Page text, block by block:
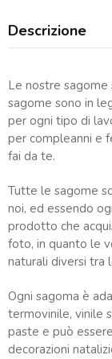
Descrizione
Le nostre sagome
sagome sono in
per ogni tipo di
per compleanni e
fai da te.
Tutte le sagome
noi, ed essendo
prodotto che
foto, in quanto le
naturali diversi tra
Ogni sagoma è
termovinile, vinile
paste e può
decorazioni